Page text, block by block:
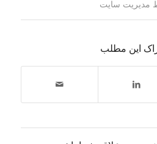
مدیریت سایت
این مطلب